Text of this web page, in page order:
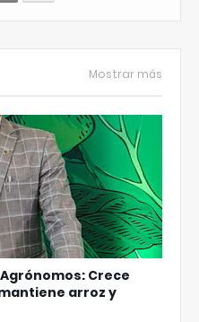
Mostrar más
Crece
arroz y